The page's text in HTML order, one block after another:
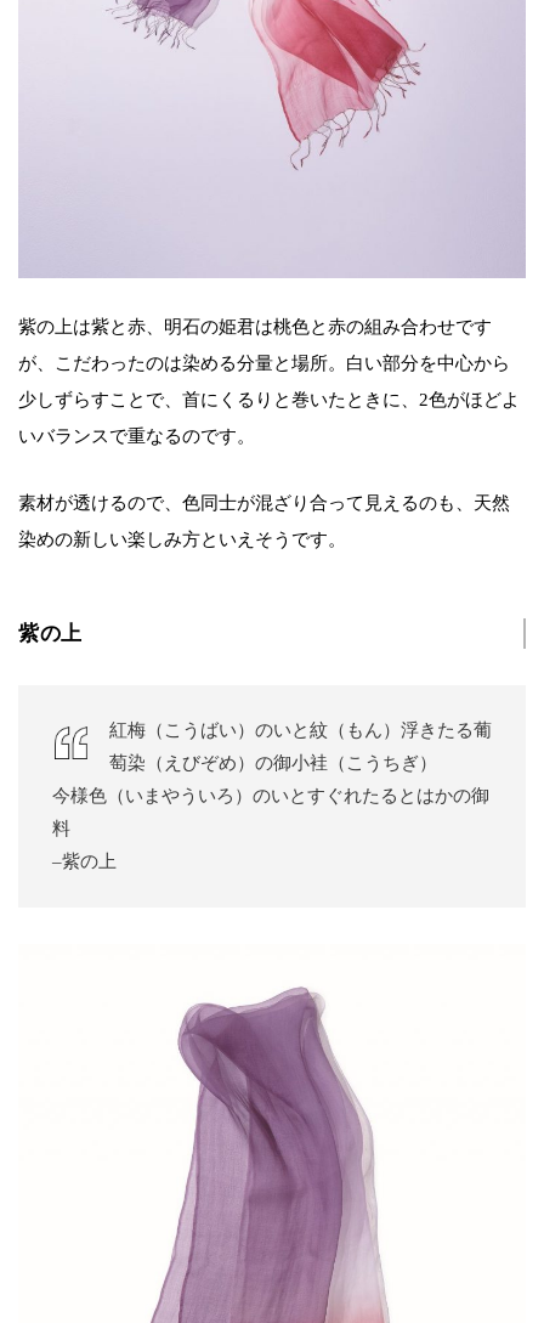
紫の上は紫と赤、明石の姫君は桃色と赤の組み合わせです
が、こだわったのは染める分量と場所。白い部分を中心から
少しずらすことで、首にくるりと巻いたときに、2色がほどよ
いバランスで重なるのです。
素材が透けるので、色同士が混ざり合って見えるのも、天然
染めの新しい楽しみ方といえそうです。
紫の上
紅梅（こうばい）のいと紋（もん）浮きたる葡
萄染（えびぞめ）の御小袿（こうちぎ）
今様色（いまやういろ）のいとすぐれたるとはかの御
料
–紫の上